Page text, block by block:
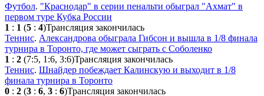
Футбол. "Краснодар" в серии пенальти обыграл "Ахмат" в
первом туре Кубка России
1 : 1 (5 : 4)Трансляция закончилась
Теннис. Александрова обыграла Гибсон и вышла в 1/8 финала
турнира в Торонто, где может сыграть с Соболенко
1 : 2 (7:5, 1:6, 3:6)Трансляция закончилась
Теннис. Шнайдер побеждает Калинскую и выходит в 1/8
финала турнира в Торонто
0 : 2 (3 : 6, 3 : 6)Трансляция закончилась